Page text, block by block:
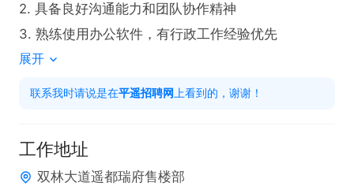
2. 具备良好沟通能力和团队协作精神
3. 熟练使用办公软件，有行政工作经验优先
展开
联系我时请说是在平遥招聘网 上看到的，谢谢！
工作地址
双林大道遥都瑞府售楼部